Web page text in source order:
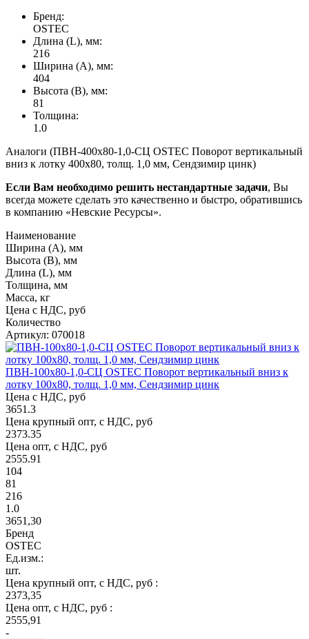
Бренд:
OSTEC
Длина (L), мм:
216
Ширина (А), мм:
404
Высота (В), мм:
81
Толщина:
1.0
Аналоги (ПВН-400х80-1,0-СЦ OSTEC Поворот вертикальный
вниз к лотку 400х80, толщ. 1,0 мм, Сендзимир цинк)
Если Вам необходимо решить нестандартные задачи, Вы
всегда можете сделать это качественно и быстро, обратившись
в компанию «Невские Ресурсы».
Наименование
Ширина (А), мм
Высота (В), мм
Длина (L), мм
Толщина, мм
Масса, кг
Цена с НДС, руб
Количество
Артикул: 070018
ПВН-100х80-1,0-СЦ OSTEC Поворот вертикальный вниз к
лотку 100х80, толщ. 1,0 мм, Сендзимир цинк
Цена с НДС, руб
3651.3
Цена крупный опт, с НДС, руб
2373.35
Цена опт, с НДС, руб
2555.91
104
81
216
1.0
3651,30
Бренд
OSTEC
Ед.изм.:
шт.
Цена крупный опт, с НДС, руб :
2373,35
Цена опт, с НДС, руб :
2555,91
-